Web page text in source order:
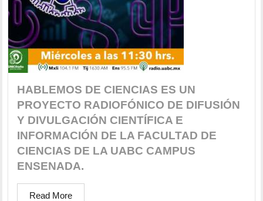
HABLEMOS DE CIENCIAS ES UN
PROYECTO RADIOFÓNICO DE DIFUSIÓN
Y DIVULGACIÓN CIENTÍFICA E
INFORMACIÓN DE LA FACULTAD DE
CIENCIAS DE LA UABC CAMPUS
ENSENADA.
Read More